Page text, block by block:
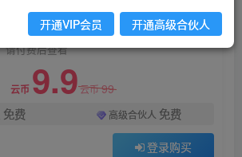
秘诀，颠覆你对销售的认知
请付费后查看
云币 9.9云币99
免费 高级合伙人 免费
登录购买
开通VIP会员 开通高级合伙人